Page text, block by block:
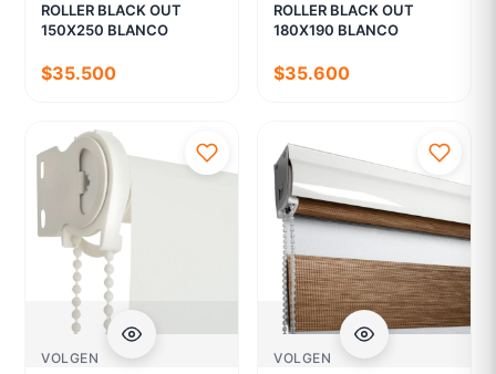
ROLLER BLACK OUT
150X250 BLANCO
$35.500
ROLLER BLACK OUT
180X190 BLANCO
$35.600
VOLGEN VOLGEN